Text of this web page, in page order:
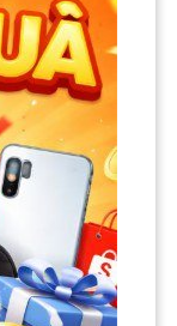
ý, khi làm sân
phun nước thì
vi trình diễn, là
biểu diễn đây
biện hộ cho
nguyên đơn
thời gian sửa